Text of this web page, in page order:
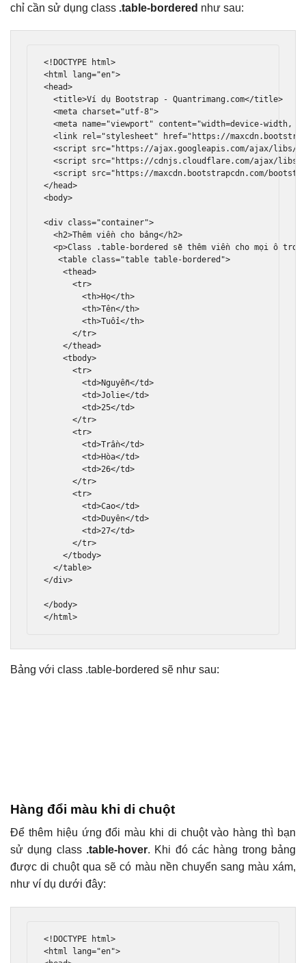
chỉ cần sử dụng class .table-bordered như sau:
<!DOCTYPE html>
<html
lang="en">
<head>
<title>Ví dụ Bootstrap - Quantrimang.com</title>
<meta charset="utf-8">
<meta name="viewport" content="width=device-width,
<link
rel="stylesheet" href="https://
<script
src="https://ajax.googleapis.com/ajax/libs/
<script
src="https://cdnjs.cloudflare.com/ajax/libs/
<script
src="https://maxcdn.bootstrapcdn.com/
</head>
<body>
<div class="container">
<h2>Thêm viền cho bảng</h2>
<p>Class .table-bordered sẽ thêm viền cho mọi ô
<table class="table table-bordered">
<thead>
<tr>
<th>Họ</th>
<th>Tên</th>
<th>Tuổi</th>
</tr>
</thead>
<tbody>
<tr>
<td>Nguyễn</td>
<td>Jolie</td>
<td>25</td>
</tr>
<tr>
<td>Trần</td>
<td>Hòa</td>
<td>26</td>
</tr>
<tr>
<td>Cao</td>
<td>Duyên</td>
<td>27</td>
</tr>
</tbody>
</table>
</div>
</body>
</html>
Bảng với class .table-bordered sẽ như sau:
Hàng đổi màu khi di chuột
Để thêm hiệu ứng đổi màu khi di chuột vào hàng thì bạn
sử dụng class .table-hover. Khi đó các hàng trong bảng
được di chuột qua sẽ có màu nền chuyển sang màu xám,
như ví dụ dưới đây:
<!DOCTYPE html>
<html
lang="en">